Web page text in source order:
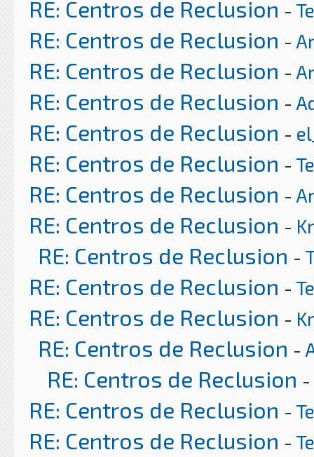
RE: Centros de Reclusion -
RE: Centros de Reclusion -
RE: Centros de Reclusion -
RE: Centros de Reclusion -
RE: Centros de Reclusion -
RE: Centros de Reclusion -
RE: Centros de Reclusion -
RE: Centros de Reclusion -
RE: Centros de Reclusion -
RE: Centros de Reclusion -
RE: Centros de Reclusion -
RE: Centros de Reclusion -
RE: Centros de Reclusion -
RE: Centros de Reclusion -
RE: Centros de Reclusion -